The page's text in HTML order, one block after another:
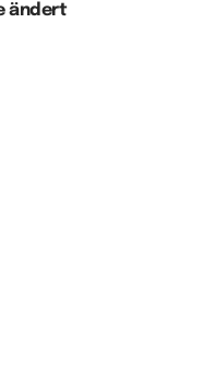
ändert